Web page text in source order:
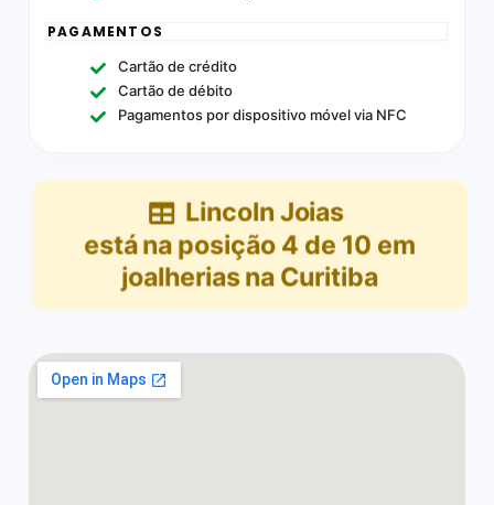
PAGAMENTOS
Cartão de crédito
Cartão de débito
Pagamentos por dispositivo móvel via NFC
Lincoln Joias
está na posição 4 de 10 em
joalherias na Curitiba